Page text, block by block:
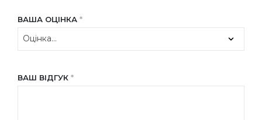
ВАША ОЦІНКА *
ВАШ ВІДГУК *